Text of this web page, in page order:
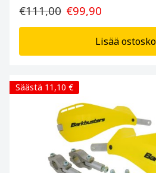
€111,00 €99,90
Lisää
Säästä 11,10 €